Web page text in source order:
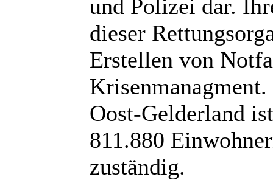
und Polizei dar.
dieser
Erstellen von
Oost-Gelderland
811.880
zuständig.